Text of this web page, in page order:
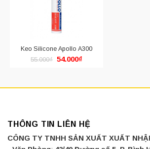
Keo Silicone Apollo A300
55.000₫ Giá
54.000₫Giá
54.000₫.
THÔNG TIN LIÊN HỆ
CÔNG TY TNHH SẢN XUẤT XUẤT